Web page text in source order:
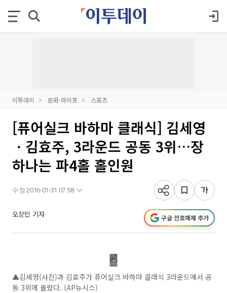
이투데이 문화·라이프 스포츠
[퓨어실크 바하마 클래식] 김세영
ㆍ김효주, 3라운드 공동 3위…장
하나는 파4홀 홀인원
수정 2016-01-31 07:58
오상민 기자 구글 선호매체 추가
▲김세영(사진)과 김효주가 퓨어실크 바하마 클래식 3라운드에서 공
동 3위에 올랐다. (AP뉴시스)